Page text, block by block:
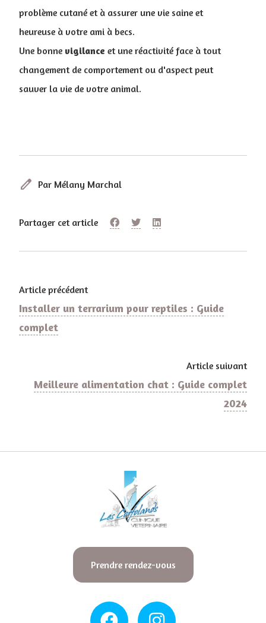
problème cutané et à assurer une vie saine et
heureuse à votre ami à becs.
Une bonne vigilance et une réactivité face à tout
changement de comportement ou d'aspect peut
sauver la vie de votre animal.
edit Par Mélany Marchal
Partager cet article
Article précédent
Installer un terrarium pour reptiles : Guide
complet
Article suivant
Meilleure alimentation chat : Guide complet
2024
Prendre rendez-vous